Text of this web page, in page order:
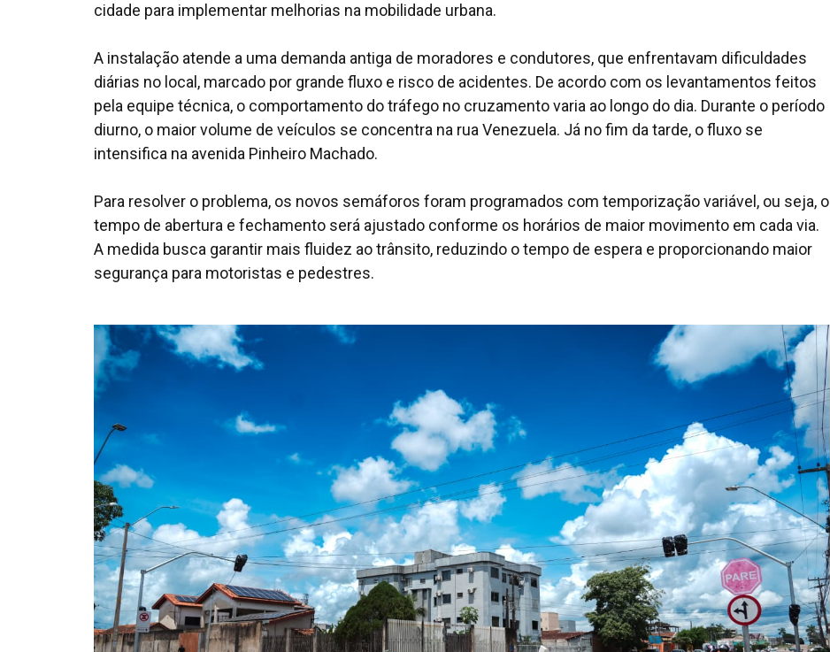
cidade para implementar melhorias na mobilidade urbana.
A instalação atende a uma demanda antiga de moradores e condutores, que enfrentavam dificuldades
diárias no local, marcado por grande fluxo e risco de acidentes. De acordo com os levantamentos feitos
pela equipe técnica, o comportamento do tráfego no cruzamento varia ao longo do dia. Durante o período
diurno, o maior volume de veículos se concentra na rua Venezuela. Já no fim da tarde, o fluxo se
intensifica na avenida Pinheiro Machado.
Para resolver o problema, os novos semáforos foram programados com temporização variável, ou seja, o
tempo de abertura e fechamento será ajustado conforme os horários de maior movimento em cada via.
A medida busca garantir mais fluidez ao trânsito, reduzindo o tempo de espera e proporcionando maior
segurança para motoristas e pedestres.